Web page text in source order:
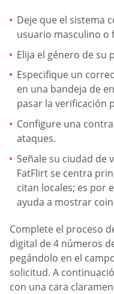
Deje que el sistema
usuario masculino o
Elija el género de su
Especifique un
en una bandeja de
pasar la verificación
Configure una
ataques.
Señale su ciudad de
FatFlirt se centra
citan locales; es por
ayuda a mostrar
Complete el proceso
digital de 4 números
pegándolo en el
solicitud. A
con una cara